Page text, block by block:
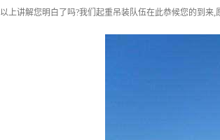
以上讲解您明白了吗?我们起重吊装队伍在此恭候您的到来,